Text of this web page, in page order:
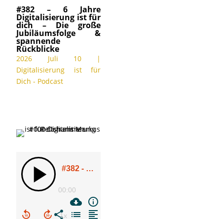
#382 – 6 Jahre
Digitalisierung ist für
dich – Die große
Jubiläumsfolge &
spannende
Rückblicke
2026 Juli 10|
Digitalisierung ist für
Dich - Podcast